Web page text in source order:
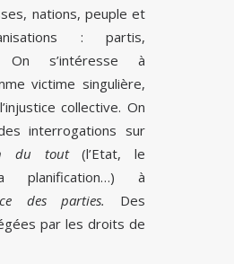
nations, peuple et
: partis,
On s’intéresse à
victime singulière,
collective. On
interrogations sur
du tout(l’Etat, le
planification…) à
des parties. Des
par les droits de